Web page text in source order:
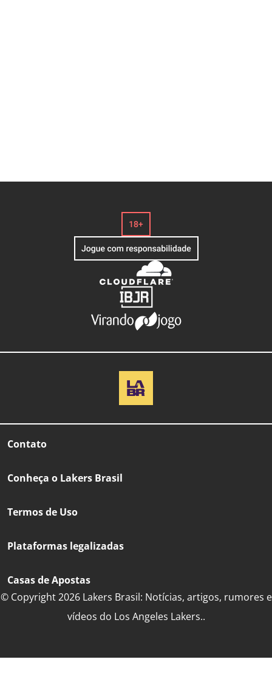
Contato
Conheça o Lakers Brasil
Termos de Uso
Plataformas legalizadas
Casas de Apostas
© Copyright 2026 Lakers Brasil: Notícias, artigos, rumores e
vídeos do Los Angeles Lakers..